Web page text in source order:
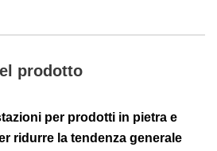
prodotto
per prodotti in pietra e
ridurre la tendenza generale